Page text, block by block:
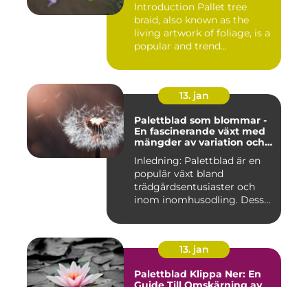
Introduction Pallet tree
braid, also known as the
living artwork of foliage, is a
popular and trend...
13. jan
Palettblad som blommar -
En fascinerande växt med
mängder av variation och
Inledning: Palettblad är en
populär växt bland
trädgårdsentusiaster och
inom inomhusodling. Dess
13. jan
Palettblad Klippa Ner: En